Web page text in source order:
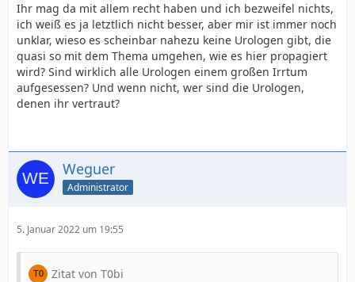
Ihr mag da mit allem recht haben und ich bezweifel nichts,
ich weiß es ja letztlich nicht besser, aber mir ist immer noch
unklar, wieso es scheinbar nahezu keine Urologen gibt, die
quasi so mit dem Thema umgehen, wie es hier propagiert
wird? Sind wirklich alle Urologen einem großen Irrtum
aufgesessen? Und wenn nicht, wer sind die Urologen,
denen ihr vertraut?
Weguer
Administrator
5. Januar 2022 um 19:55
Zitat von T0bi